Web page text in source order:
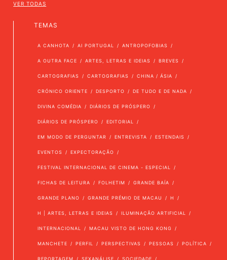
VER TODAS
TEMAS
A CANHOTA AI PORTUGAL ANTROPOFOBIAS
A OUTRA FACE ARTES, LETRAS E IDEIAS BREVES
CARTOGRAFIAS CARTOGRAFIAS CHINA / ÁSIA
CRÓNICO ORIENTE DESPORTO DE TUDO E DE NADA
DIVINA COMÉDIA DIÁRIOS DE PRÓSPERO
DIÁRIOS DE PRÓSPERO EDITORIAL
EM MODO DE PERGUNTAR ENTREVISTA ESTENDAIS
EVENTOS EXPECTORAÇÃO
FESTIVAL INTERNACIONAL DE CINEMA - ESPECIAL
FICHAS DE LEITURA FOLHETIM GRANDE BAÍA
GRANDE PLANO GRANDE PRÉMIO DE MACAU H
H | ARTES, LETRAS E IDEIAS ILUMINAÇÃO ARTIFICIAL
INTERNACIONAL MACAU VISTO DE HONG KONG
MANCHETE PERFIL PERSPECTIVAS PESSOAS POLÍTICA
REPORTAGEM SEXANÁLISE SOCIEDADE